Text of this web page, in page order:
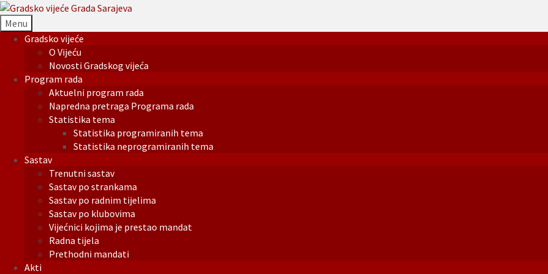
Menu
Gradsko vijeće
O Vijeću
Novosti Gradskog vijeća
Program rada
Aktuelni program rada
Napredna pretraga Programa rada
Statistika tema
Statistika programiranih tema
Statistika neprogramiranih tema
Sastav
Trenutni sastav
Sastav po strankama
Sastav po radnim tijelima
Sastav po klubovima
Vijećnici kojima je prestao mandat
Radna tijela
Prethodni mandati
Akti